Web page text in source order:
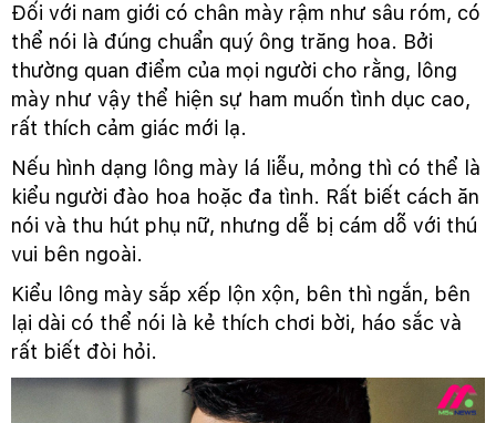
Đối với nam giới có chân mày rậm như sâu róm, có
thể nói là đúng chuẩn quý ông trăng hoa. Bởi
thường quan điểm của mọi người cho rằng, lông
mày như vậy thể hiện sự ham muốn tình dục cao,
rất thích cảm giác mới lạ.
Nếu hình dạng lông mày lá liễu, mỏng thì có thể là
kiểu người đào hoa hoặc đa tình. Rất biết cách ăn
nói và thu hút phụ nữ, nhưng dễ bị cám dỗ với thú
vui bên ngoài.
Kiểu lông mày sắp xếp lộn xộn, bên thì ngắn, bên
lại dài có thể nói là kẻ thích chơi bời, háo sắc và
rất biết đòi hỏi.